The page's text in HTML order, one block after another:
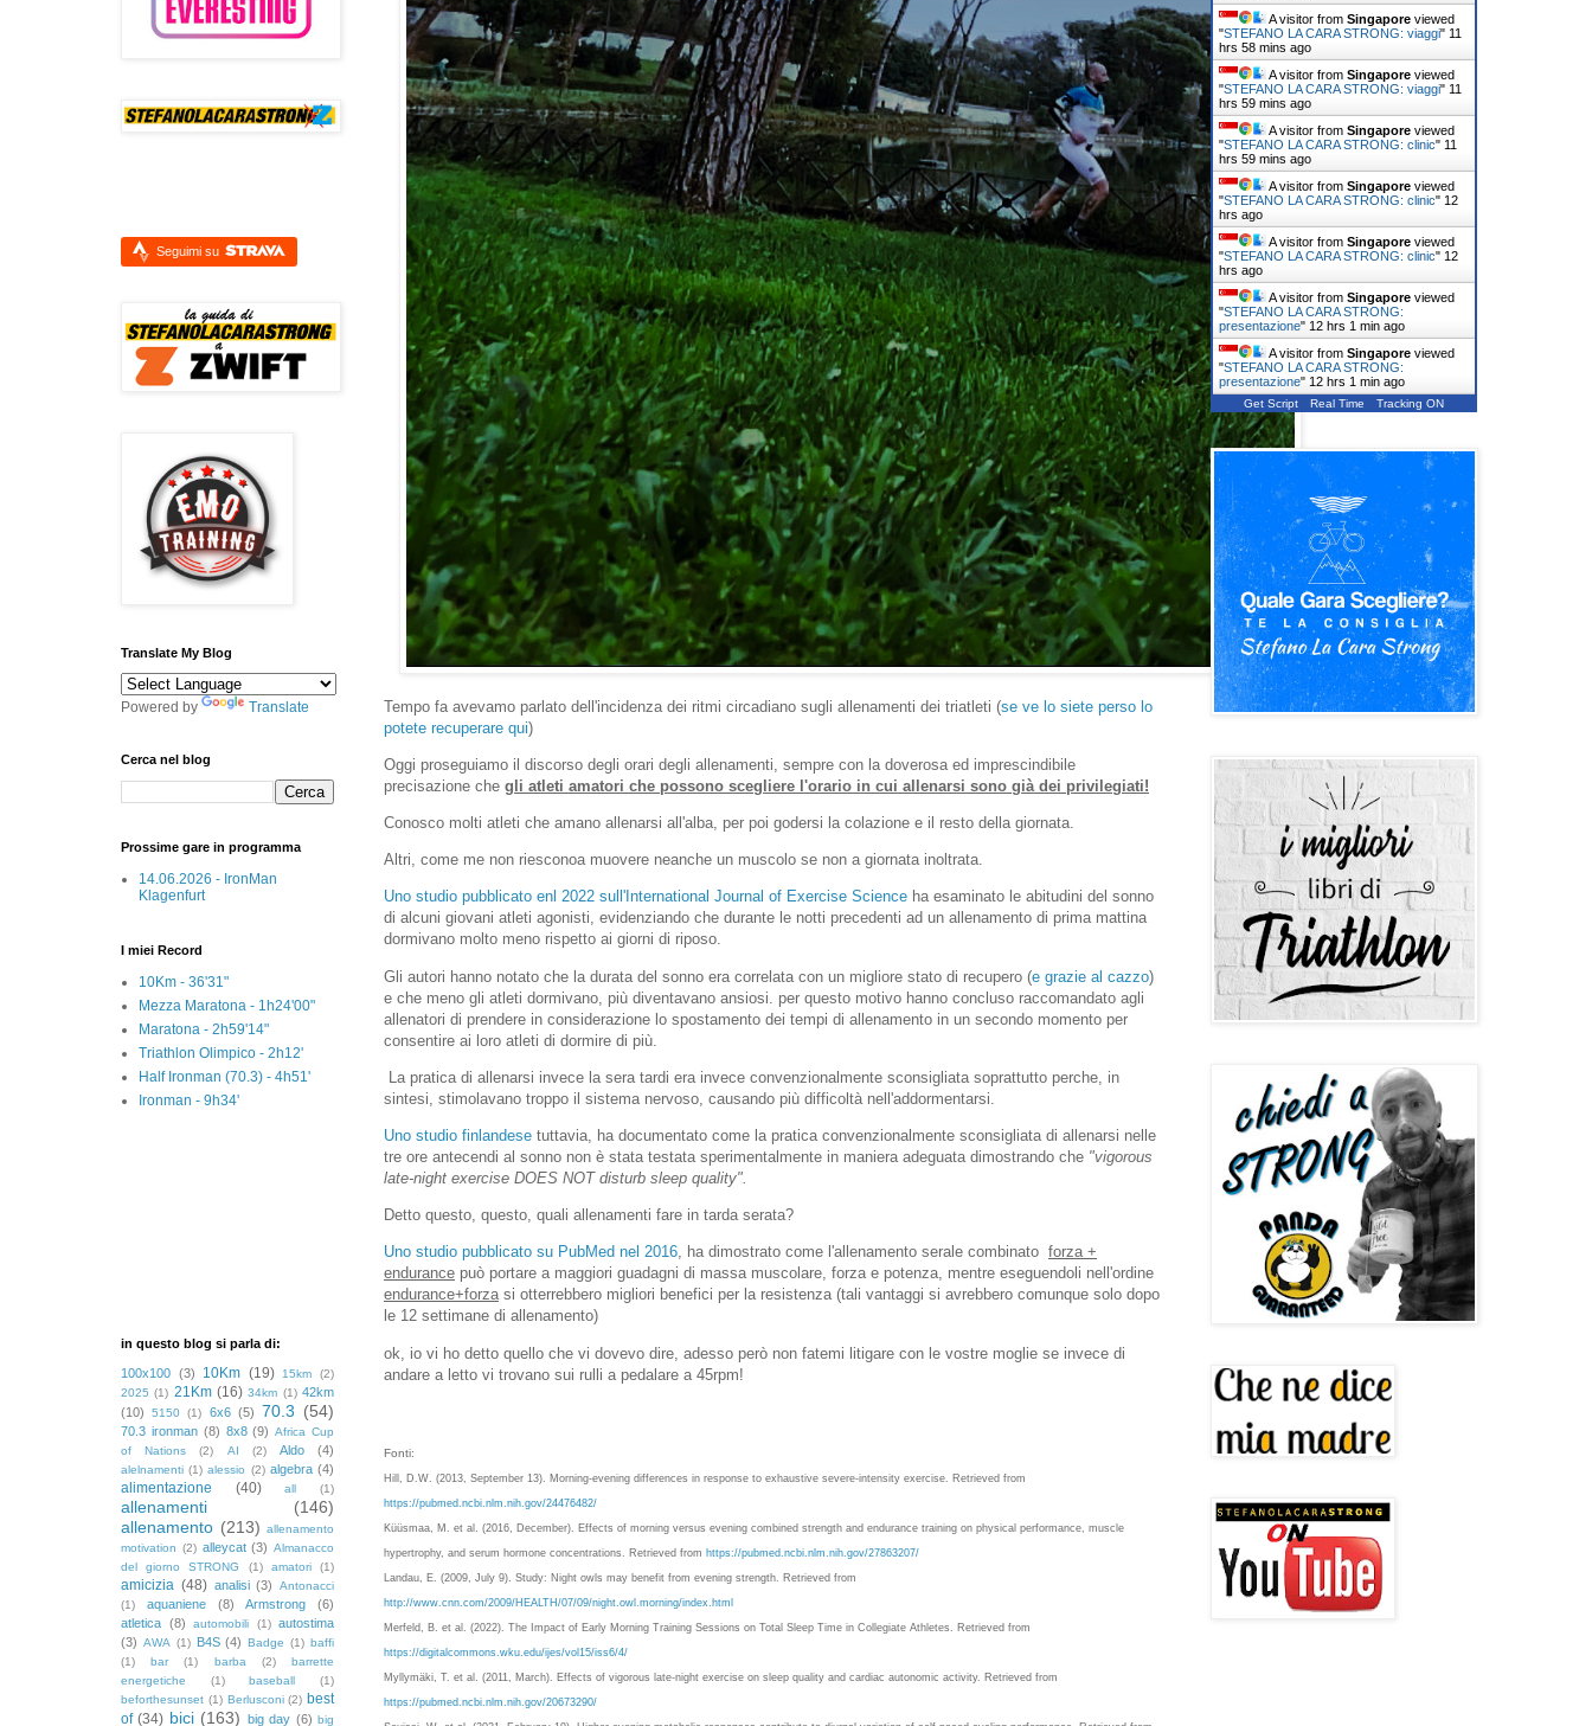
Tempo fa avevamo parlato dell'incidenza dei ritmi circadiano sugli allenamenti dei triatleti (se ve lo siete perso lo
potete recuperare qui)
Oggi proseguiamo il discorso degli orari degli allenamenti, sempre con la doverosa ed imprescindibile
precisazione che gli atleti amatori che possono scegliere l'orario in cui allenarsi sono già dei privilegiati!
Conosco molti atleti che amano allenarsi all'alba, per poi godersi la colazione e il resto della giornata.
Altri, come me non riesconoa muovere neanche un muscolo se non a giornata inoltrata.
Uno studio pubblicato enl 2022 sull'International Journal of Exercise Science ha esaminato le abitudini del sonno
di alcuni giovani atleti agonisti, evidenziando che durante le notti precedenti ad un allenamento di prima mattina
dormivano molto meno rispetto ai giorni di riposo.
Gli autori hanno notato che la durata del sonno era correlata con un migliore stato di recupero (e grazie al cazzo)
e che meno gli atleti dormivano, più diventavano ansiosi.
per questo motivo hanno concluso raccomandato agli
allenatori di prendere in considerazione lo spostamento dei tempi di allenamento in un secondo momento per
consentire ai loro atleti di dormire di più.
La pratica di allenarsi invece la sera tardi era invece convenzionalmente sconsigliata soprattutto perche, in
sintesi, stimolavano troppo il sistema nervoso, causando più difficoltà nell'addormentarsi.
Uno studio finlandese tuttavia, ha documentato come la pratica convenzionalmente sconsigliata di allenarsi nelle
tre ore antecendi al sonno non è stata testata sperimentalmente in maniera adeguata dimostrando che "vigorous
late-night exercise DOES NOT disturb sleep quality".
Detto questo, questo, quali allenamenti fare in tarda serata?
Uno studio pubblicato su PubMed nel 2016, ha dimostrato come l'allenamento serale combinato forza +
endurance può portare a maggiori guadagni di massa muscolare, forza e potenza, mentre eseguendoli nell'ordine
endurance+forzasi otterrebbero migliori benefici per la resistenza (tali vantaggi si avrebbero comunque solo dopo
le 12 settimane di allenamento)
ok, io vi ho detto quello che vi dovevo dire, adesso però non fatemi litigare con le vostre moglie se invece di
andare a letto vi trovano sui rulli a pedalare a 45rpm!
Fonti:
Hill, D.W. (2013, September 13). Morning-evening differences in response to exhaustive severe-intensity exercise. Retrieved from
https://pubmed.ncbi.nlm.nih.gov/24476482/
Küüsmaa, M. et al. (2016, December). Effects of morning versus evening combined strength and endurance training on physical performance, muscle
hypertrophy, and serum hormone concentrations. Retrieved from https://pubmed.ncbi.nlm.nih.gov/27863207/
Landau, E. (2009, July 9). Study: Night owls may benefit from evening strength. Retrieved from
http://www.cnn.com/2009/HEALTH/07/09/night.owl.morning/index.html
Merfeld, B. et al. (2022). The Impact of Early Morning Training Sessions on Total Sleep Time in Collegiate Athletes. Retrieved from
https://digitalcommons.wku.edu/ijes/vol15/iss6/4/
Myllymäki, T. et al. (2011, March). Effects of vigorous late-night exercise on sleep quality and cardiac autonomic activity. Retrieved from
https://pubmed.ncbi.nlm.nih.gov/20673290/
Seguimi su
Translate My Blog
Powered by Translate
Cerca nel blog
Prossime gare in programma
14.06.2026 - IronMan
Klagenfurt
I miei Record
10Km - 36'31"
Mezza Maratona - 1h24'00"
Maratona - 2h59'14"
Triathlon Olimpico - 2h12'
Half Ironman (70.3) - 4h51'
Ironman - 9h34'
in questo blog si parla di:
100x100 (3) 10Km (19) 15km
(2)
2025 (1) 21Km (16) 34km (1) 42km
(10)
5150 (1) 6x6 (5) 70.3 (54)
70.3 ironman (8) 8x8 (9) Africa Cup
of Nations
(2) AI (2) Aldo (4)
alelnamenti (1) alessio (2) algebra (4)
alimentazione (40) all (1)
allenamenti
(146)
allenamento (213) allenamento
motivation (2) alleycat (3) Almanacco
del giorno STRONG
(1) amatori (1)
amicizia (48) analisi (3)
Antonacci
(1)
aquaniene (8) Armstrong
(6)
atletica (8) automobili (1) autostima
(3) AWA (1) B4S (4) Badge (1) baffi
(1)
bar (1) barba (2)
barrette
energetiche
(1) baseball
(1)
beforthesunset (1) Berlusconi (2) best
of (34) bici (163) big day (6) big
A visitor from Singapore viewed
"STEFANO LA CARA STRONG: viaggi" 11
hrs 58 mins ago
A visitor from Singapore viewed
"STEFANO LA CARA STRONG: viaggi" 11
hrs 59 mins ago
A visitor from Singapore viewed
"STEFANO LA CARA STRONG: clinic" 11
hrs 59 mins ago
A visitor from Singapore viewed
"STEFANO LA CARA STRONG: clinic" 12
hrs ago
A visitor from Singapore viewed
"STEFANO LA CARA STRONG: clinic" 12
hrs ago
A visitor from Singapore viewed
"STEFANO LA CARA STRONG:
presentazione" 12 hrs 1 min ago
A visitor from Singapore viewed
"STEFANO LA CARA STRONG:
presentazione" 12 hrs 1 min ago
Get Script Real Time Tracking ON